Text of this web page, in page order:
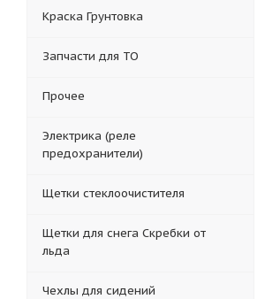
Краска Грунтовка
Запчасти для ТО
Прочее
Электрика (реле
предохранители)
Щетки стеклоочистителя
Щетки для снега Скребки от
льда
Чехлы для сидений